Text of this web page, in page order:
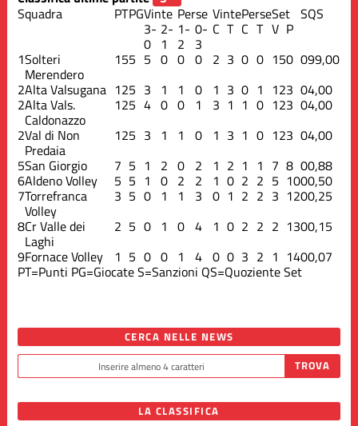
Squadra
PTPGVinte Perse VintePerseSet SQS
3-
0
2-
1
1-
2
0-
3
C T C T V P
1Solteri
Merendero
155 5 0 0 0 2 3 0 0 150 099,00
2Alta Valsugana 125 3 1 1 0 1 3 0 1 123 04,00
2Alta Vals.
Caldonazzo
125 4 0 0 1 3 1 1 0 123 04,00
2Val di Non
Predaia
125 3 1 1 0 1 3 1 0 123 04,00
5San Giorgio 7 5 1 2 0 2 1 2 1 1 7 8 00,88
6Aldeno Volley 5 5 1 0 2 2 1 0 2 2 5 1000,50
7Torrefranca
Volley
3 5 0 1 1 3 0 1 2 2 3 1200,25
8Cr Valle dei
Laghi
2 5 0 1 0 4 1 0 2 2 2 1300,15
9Fornace Volley 1 5 0 0 1 4 0 0 3 2 1 1400,07
PT=Punti PG=GiocateS=Sanzioni QS=Quoziente Set
CERCA NELLE NEWS
LA CLASSIFICA